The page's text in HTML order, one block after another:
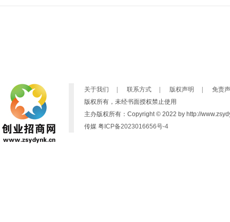
关于我们 联系方式 版权声明
免责
版权所有，未经书面授权禁止使用
主办版权所有：Copyright © 2022 by http://
传媒 粤ICP备2023016656号-4